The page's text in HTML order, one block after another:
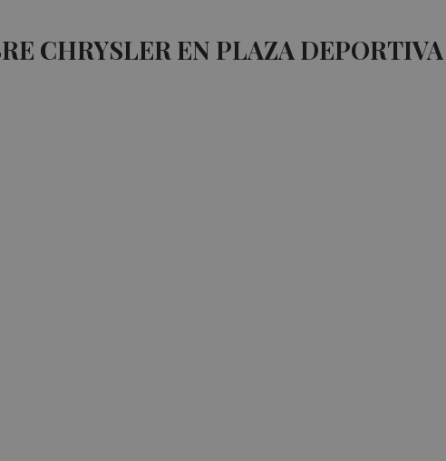
CHRYSLER EN PLAZA DEPORTIVA